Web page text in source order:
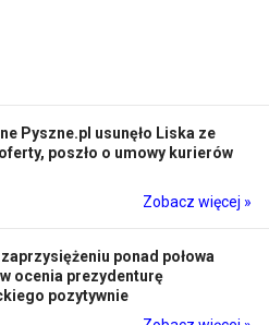
Pyszne.pl usunęło Liska ze
poszło o umowy kurierów
Zobacz więcej »
zaprzysiężeniu ponad połowa
ocenia prezydenturę
pozytywnie